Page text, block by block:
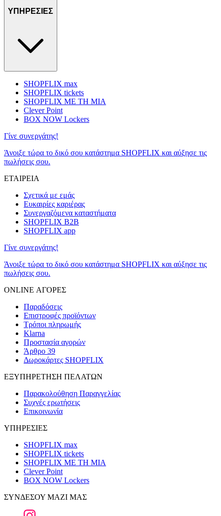
ΥΠΗΡΕΣΙΕΣ
SHOPFLIX max
SHOPFLIX tickets
SHOPFLIX ΜΕ ΤΗ ΜΙΑ
Clever Point
BOX NOW Lockers
Γίνε συνεργάτης!
Άνοιξε τώρα το δικό σου κατάστημα SHOPFLIX και αύξησε τις
πωλήσεις σου.
ΕΤΑΙΡΕΙΑ
Σχετικά με εμάς
Ευκαιρίες καριέρας
Συνεργαζόμενα καταστήματα
SHOPFLIX B2B
SHOPFLIX app
Γίνε συνεργάτης!
Άνοιξε τώρα το δικό σου κατάστημα SHOPFLIX και αύξησε τις
πωλήσεις σου.
ONLINE ΑΓΟΡΕΣ
Παραδόσεις
Επιστροφές προϊόντων
Τρόποι πληρωμής
Klarna
Προστασία αγορών
Άρθρο 39
Δωροκάρτες SHOPFLIX
ΕΞΥΠΗΡΕΤΗΣΗ ΠΕΛΑΤΩΝ
Παρακολούθηση Παραγγελίας
Συχνές ερωτήσεις
Επικοινωνία
ΥΠΗΡΕΣΙΕΣ
SHOPFLIX max
SHOPFLIX tickets
SHOPFLIX ΜΕ ΤΗ ΜΙΑ
Clever Point
BOX NOW Lockers
ΣΥΝΔΕΣΟΥ ΜΑΖΙ ΜΑΣ